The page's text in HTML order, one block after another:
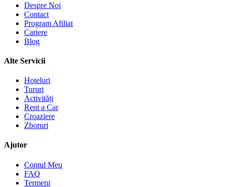
Despre Noi
Contact
Program Afiliat
Cariere
Blog
Alte Servicii
Hoteluri
Tururi
Activități
Rent a Car
Croaziere
Zboruri
Ajutor
Contul Meu
FAQ
Termeni